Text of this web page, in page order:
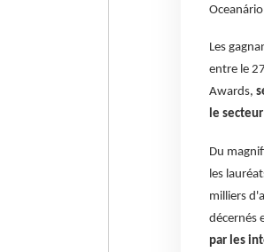
Les
entre le
Awards,
le
Du
les
milliers
décernés
par les